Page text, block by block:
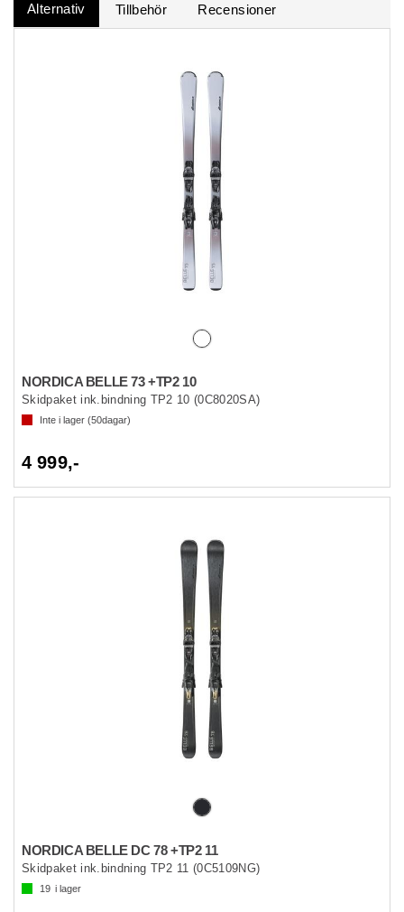
Alternativ Tillbehör Recensioner
NORDICA BELLE 73 +TP2 10
Skidpaket ink.bindning TP2 10 (0C8020SA)
Inte i lager (50dagar)
4 999,-
NORDICA BELLE DC 78 +TP2 11
Skidpaket ink.bindning TP2 11 (0C5109NG)
19 i lager